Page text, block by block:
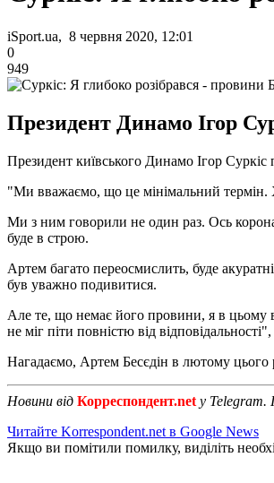
iSport.ua, 8 червня 2020, 12:01
0
949
Президент Динамо Ігор
Президент київського Динамо Ігор Суркіс
"Ми вважаємо, що це мінімальний термін.
Ми з ним говорили не один раз. Ось
буде в строю.
Артем багато переосмислить, буде
був уважно подивитися.
Але те, що немає його провини, я в цьому
не міг піти повністю від
Нагадаємо, Артем Бесєдін в лютому цього
Новини від Корреспондент.net у Telegram.
Читайте Korrespondent.net в Google News
Якщо ви помітили помилку, виділіть